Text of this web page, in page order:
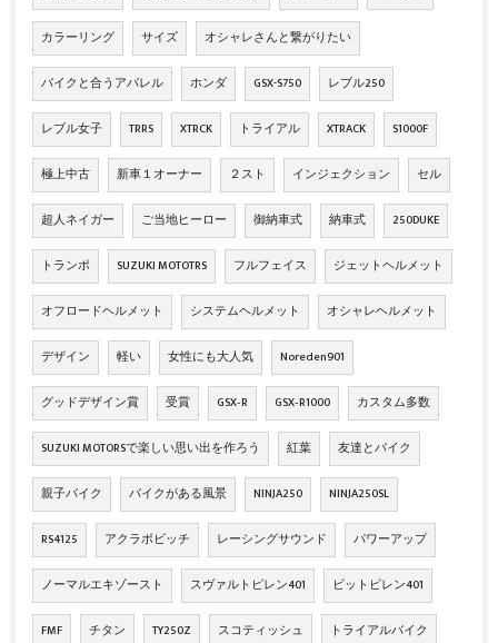
カラーリング サイズ オシャレさんと繋がりたい
バイクと合うアパレル ホンダ GSX-S750 レブル250
レブル女子 TRRS XTRCK トライアル XTRACK S1000F
極上中古 新車１オーナー ２スト インジェクション セル
超人ネイガー ご当地ヒーロー 御納車式 納車式 250DUKE
トランポ SUZUKI MOTOTRS フルフェイス ジェットヘルメット
オフロードヘルメット システムヘルメット オシャレヘルメット
デザイン 軽い 女性にも大人気 Noreden901
グッドデザイン賞 受賞 GSX‐R GSX‐R1000 カスタム多数
SUZUKI MOTORSで楽しい思い出を作ろう 紅葉 友達とバイク
親子バイク バイクがある風景 NINJA250 NINJA250SL
RS4125 アクラボビッチ レーシングサウンド パワーアップ
ノーマルエキゾースト スヴァルトピレン401 ビットピレン401
FMF チタン TY250Z スコティッシュ トライアルバイク